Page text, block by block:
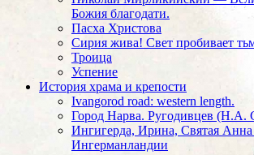
Божия благодати.
Пасха Христова
Сирия жива! Свет пробивает
Троица
Успение
История храма и крепости
Ivangorod road: western length.
Город Нарва. Ругодивцев (Н.А.
Ингигерда, Ирина, Святая Анна
Ингерманландии